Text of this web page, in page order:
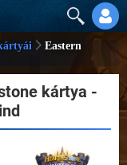
Eastern
kártya -